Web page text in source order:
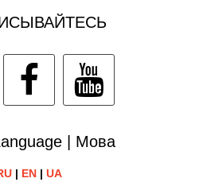
| Мова
| EN| UA